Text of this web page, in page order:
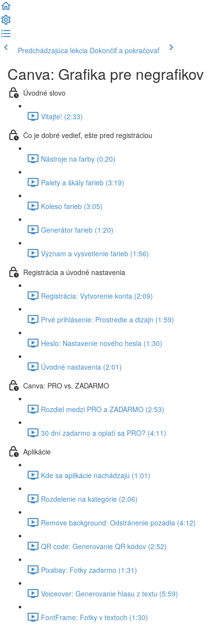
Predchádzajúca lekcia Dokončiť a pokračovať
Canva: Grafika pre negrafikov
Úvodné slovo
Vitajte! (2:33)
Čo je dobré vedieť, ešte pred registráciou
Nástroje na farby (0:20)
Palety a škály farieb (3:19)
Koleso farieb (3:05)
Generátor farieb (1:20)
Význam a vysvetlenie farieb (1:56)
Registrácia a úvodné nastavenia
Registrácia: Vytvorenie konta (2:09)
Prvé prihlásenie: Prostredie a dizajn (1:59)
Heslo: Nastavenie nového hesla (1:30)
Úvodné nastavenia (2:01)
Canva: PRO vs. ZADARMO
Rozdiel medzi PRO a ZADARMO (2:53)
30 dní zadarmo a oplatí sa PRO? (4:11)
Aplikácie
Kde sa aplikácie nachádzajú (1:01)
Rozdelenie na kategórie (2:06)
Remove background: Odstránenie pozadia (4:12)
QR code: Generovanie QR kódov (2:52)
Pixabay: Fotky zadarmo (1:31)
Voiceover: Generovanie hlasu z textu (5:59)
FontFrame: Fotky v textoch (1:30)